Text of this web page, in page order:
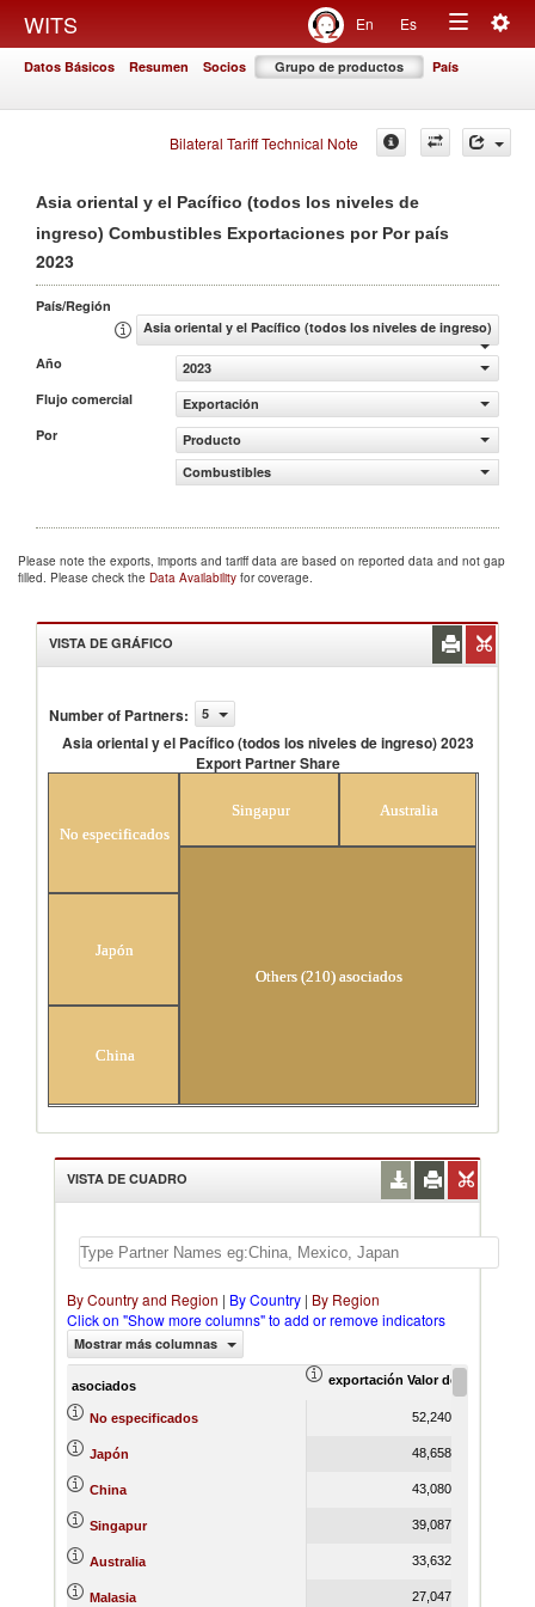
WITS En Es
Toggle
Datos Básicos Resumen Socios Grupo de productos País
Bilateral Tariff Technical Note
Asia oriental y el Pacífico (todos los niveles de
ingreso) Combustibles Exportaciones por Por país
2023
País/Región
Asia oriental y el Pacífico (todos los niveles de ingreso)
Año
2023
Flujo comercial
Exportación
Por
Producto
Combustibles
Please note the exports, imports and tariff data are based on reported data and not gap
filled. Please check the Data Availability for coverage.
VISTA DE GRÁFICO
Number of Partners: 5
Asia oriental y el Pacífico (todos los niveles de ingreso) 2023
Export Partner Share
2023 Export Partner Share
No especificados
Japón
China
Singapur Australia
Others (210) asociados
VISTA DE CUADRO
By Country and Region | By Country | By Region
Click on "Show more columns" to add or remove indicators
Mostrar más columnas
asociados exportación Valor del comercio
No especificados 52,240,421.28
Japón 48,658,555.27
China 43,080,896.52
Singapur 39,087,326.77
Australia 33,632,092.05
Malasia 27,047,768.90